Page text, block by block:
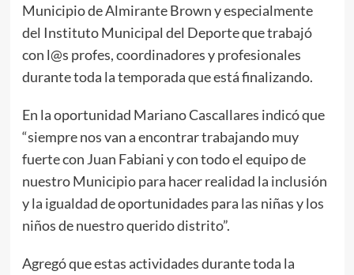
Municipio de Almirante Brown y especialmente
del Instituto Municipal del Deporte que trabajó
con l@s profes, coordinadores y profesionales
durante toda la temporada que está finalizando.
En la oportunidad Mariano Cascallares indicó que
“siempre nos van a encontrar trabajando muy
fuerte con Juan Fabiani y con todo el equipo de
nuestro Municipio para hacer realidad la inclusión
y la igualdad de oportunidades para las niñas y los
niños de nuestro querido distrito”.
Agregó que estas actividades durante toda la